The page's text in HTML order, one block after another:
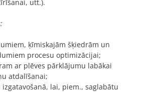
utt.).
ķīmiskajām šķiedrām un
procesu optimizācijai;
ar plēves pārklājumu labākai
atdalīšanai;
lai, piem., saglabātu